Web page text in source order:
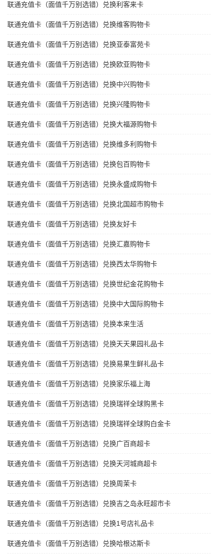
联通充值卡（面值千万别选错）兑换利客来卡
联通充值卡（面值千万别选错）兑换维客购物卡
联通充值卡（面值千万别选错）兑换亚泰富苑卡
联通充值卡（面值千万别选错）兑换欧亚购物卡
联通充值卡（面值千万别选错）兑换中兴购物卡
联通充值卡（面值千万别选错）兑换兴隆购物卡
联通充值卡（面值千万别选错）兑换大福源购物卡
联通充值卡（面值千万别选错）兑换维多利购物卡
联通充值卡（面值千万别选错）兑换包百购物卡
联通充值卡（面值千万别选错）兑换永盛成购物卡
联通充值卡（面值千万别选错）兑换北国超市购物卡
联通充值卡（面值千万别选错）兑换友好卡
联通充值卡（面值千万别选错）兑换汇嘉购物卡
联通充值卡（面值千万别选错）兑换西太华购物卡
联通充值卡（面值千万别选错）兑换世纪金花购物卡
联通充值卡（面值千万别选错）兑换中大国际购物卡
联通充值卡（面值千万别选错）兑换本来生活
联通充值卡（面值千万别选错）兑换天天果园礼品卡
联通充值卡（面值千万别选错）兑换易果生鲜礼品卡
联通充值卡（面值千万别选错）兑换家乐福上海
联通充值卡（面值千万别选错）兑换瑞祥全球购黑卡
联通充值卡（面值千万别选错）兑换瑞祥全球购白金卡
联通充值卡（面值千万别选错）兑换广百商超卡
联通充值卡（面值千万别选错）兑换天河城商超卡
联通充值卡（面值千万别选错）兑换周茉卡
联通充值卡（面值千万别选错）兑换吉之岛永旺超市卡
联通充值卡（面值千万别选错）兑换1号店礼品卡
联通充值卡（面值千万别选错）兑换哈根达斯卡